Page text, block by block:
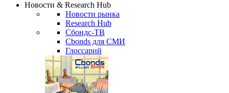
Сбондс Люди
Новости & Research Hub
Новости рынка
Research Hub
Сбондс-ТВ
Cbonds для СМИ
Глоссарий